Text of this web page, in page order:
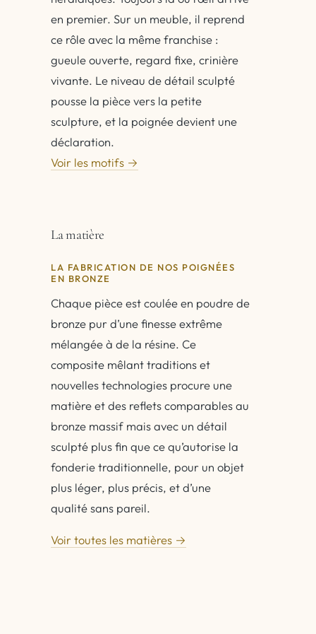
en premier. Sur un meuble, il reprend
ce rôle avec la même franchise :
gueule ouverte, regard fixe, crinière
vivante. Le niveau de détail sculpté
pousse la pièce vers la petite
sculpture, et la poignée devient une
déclaration.
Voir les motifs →
La matière
LA FABRICATION DE NOS POIGNÉES
EN BRONZE
Chaque pièce est coulée en poudre de
bronze pur d’une finesse extrême
mélangée à de la résine. Ce
composite mêlant traditions et
nouvelles technologies procure une
matière et des reflets comparables au
bronze massif mais avec un détail
sculpté plus fin que ce qu’autorise la
fonderie traditionnelle, pour un objet
plus léger, plus précis, et d’une
qualité sans pareil.
Voir toutes les matières →